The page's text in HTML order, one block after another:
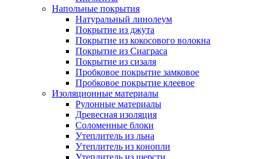
Напольные покрытия
Натуральный линолеум
Покрытие из джута
Покрытие из кокосового волокна
Покрытие из Сиаграса
Покрытие из сизаля
Пробковое покрытие замковое
Пробковое покрытие клеевое
Изоляционные материалы
Рулонные материалы
Древесная изоляция
Соломенные блоки
Утеплитель из льна
Утеплитель из конопли
Утеплитель из шерсти